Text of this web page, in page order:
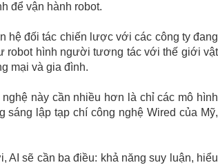
để vận hành robot.
hệ đối tác chiến lược với các công ty đang
robot hình người tương tác với thế giới vật
mại và gia đình.
này cần nhiều hơn là chỉ các mô hình
sáng lập tạp chí công nghệ Wired của Mỹ,
AI sẽ cần ba điều: khả năng suy luận, hiểu